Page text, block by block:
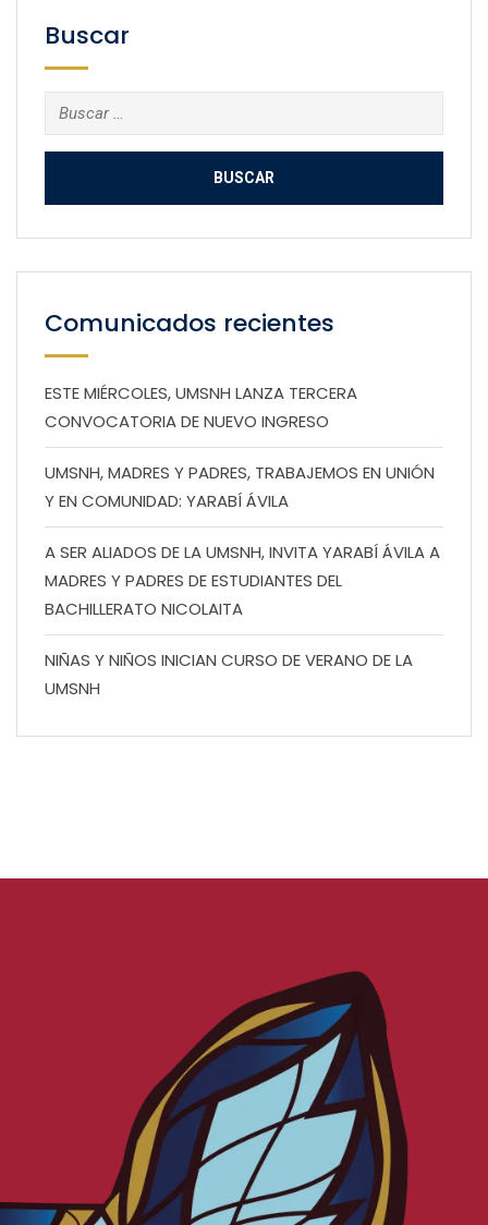
Buscar
Buscar:
Comunicados recientes
ESTE MIÉRCOLES, UMSNH LANZA TERCERA
CONVOCATORIA DE NUEVO INGRESO
UMSNH, MADRES Y PADRES, TRABAJEMOS EN UNIÓN
Y EN COMUNIDAD: YARABÍ ÁVILA
A SER ALIADOS DE LA UMSNH, INVITA YARABÍ ÁVILA A
MADRES Y PADRES DE ESTUDIANTES DEL
BACHILLERATO NICOLAITA
NIÑAS Y NIÑOS INICIAN CURSO DE VERANO DE LA
UMSNH